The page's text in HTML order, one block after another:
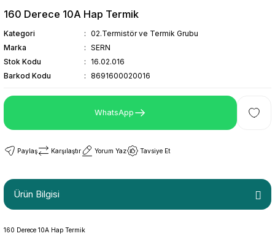
160 Derece 10A Hap Termik
Kategori
02.Termistör ve Termik Grubu
Marka
SERN
Stok Kodu
16.02.016
Barkod Kodu
8691600020016
WhatsApp
Paylaş Karşılaştır Yorum Yaz Tavsiye Et
Ürün Bilgisi
160 Derece 10A Hap Termik